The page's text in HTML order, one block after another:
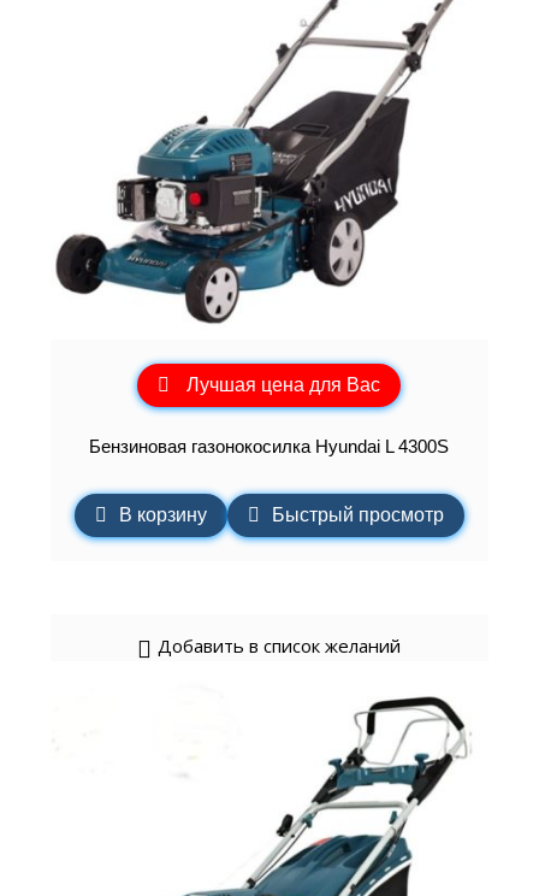
Лучшая цена для Вас
Бензиновая газонокосилка Hyundai L 4300S
В корзину Быстрый просмотр
Добавить в список желаний